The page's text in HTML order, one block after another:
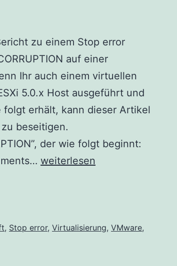
zu einem Stop error
auf einer
Ihr auch einem virtuellen
5.0.x Host ausgeführt und
erhält, kann dieser Artikel
beseitigen.
der wie folgt beginnt:
Stop
auf
weiterlesen
, Stop error, Virtualisierung, VMware,